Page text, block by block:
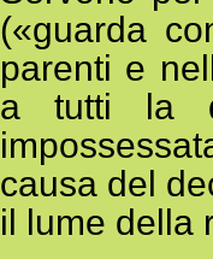
(«guarda
parenti e
a tutti la
causa del
il lume della